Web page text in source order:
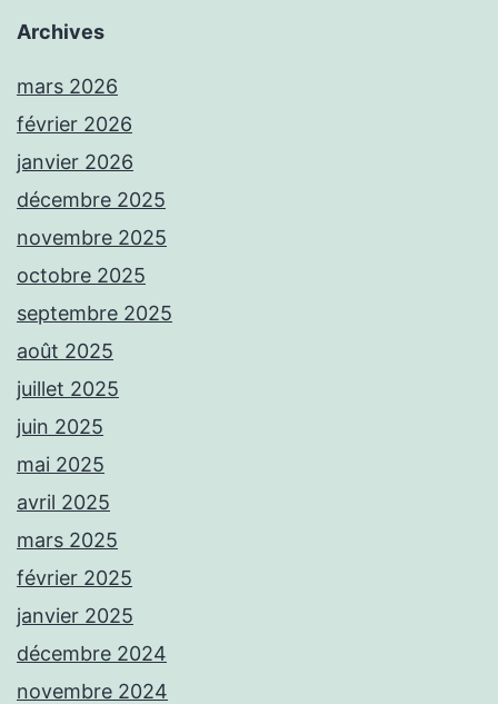
Archives
mars 2026
février 2026
janvier 2026
décembre 2025
novembre 2025
octobre 2025
septembre 2025
août 2025
juillet 2025
juin 2025
mai 2025
avril 2025
mars 2025
février 2025
janvier 2025
décembre 2024
novembre 2024